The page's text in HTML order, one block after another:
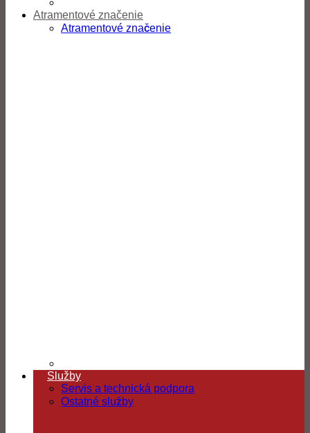
Atramentové značenie
Atramentové značenie
Služby
Servis a technická podpora
Ostatné služby